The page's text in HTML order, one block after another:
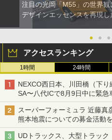
注目の光岡「M55」の世界
デザインエッセンスを再現
● ● ●
アクセスランキング
1時間 24時間
NEXCO西日本、川田橋（下
SA〜八代ICで8月9日中に緊急
スーパーフォーミュラ 近藤
熊本地震についての募金活動
UDトラックス、大型トラッ